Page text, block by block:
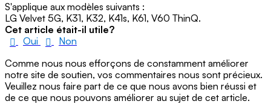
S'applique aux modèles suivants :
LG Velvet 5G, K31, K32, K41s, K61, V60 ThinQ.
Cet article était-il utile?
Oui
Non
Comme nous nous efforçons de constamment améliorer
notre site de soutien, vos commentaires nous sont précieux.
Veuillez nous faire part de ce que nous avons bien réussi et
de ce que nous pouvons améliorer au sujet de cet article.